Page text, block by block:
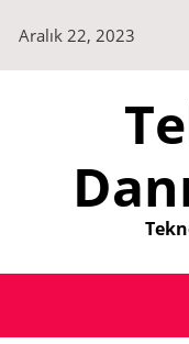
content
Aralık 22, 2023